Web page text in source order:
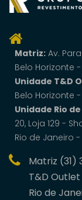
Matriz: Av.
Belo Horizonte -
Unidade T&D
Belo Horizonte -
Unidade Rio
20, Loja 129 -
Rio de Janeiro -
Matriz (31)
T&D Outlet
Rio de